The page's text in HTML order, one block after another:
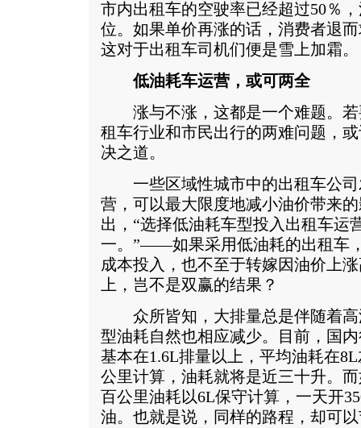
市内出租车的空驶率已经超过50％
位。如果单价再涨的话，消费者退
这对于出租车司机们便是雪上加霜。
低油耗车运营，或可两全
涨与不涨，这都是一个难题。若
租车行业和市民出行的两难问题，
决之道。
一些区域性城市中的出租车公司
营，可以最大限度地减小油价带来
出，“选择低油耗车型投入出租车运
一。”――如果采用低油耗的出租车
成本投入，也不至于转嫁因油价上
上，岂不是双赢的结果？
众所皆知，大排量总是伴随着高
型油耗自然也相应减少。目前，国
基本在1.6L排量以上，平均油耗在
公里计算，油耗就将是近三十升。
百公里油耗以6L保守计算，一天开
油。也就是说，同样的路程，却可